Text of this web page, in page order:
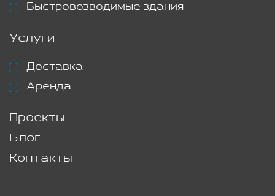
Быстровозводимые здания
Услуги
Доставка
Аренда
Проекты
Блог
Контакты